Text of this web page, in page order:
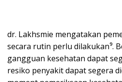
dr. Lakhsmie mengatakan
secara rutin perlu dilakukan⁹.
gangguan kesehatan dapat
resiko penyakit dapat segera